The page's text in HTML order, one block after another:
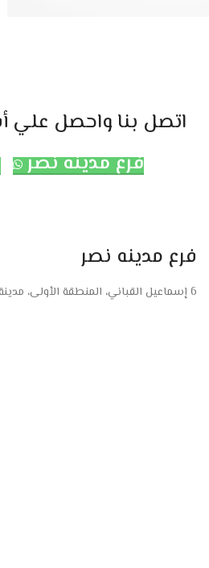
اتصل بنا واحصل
فرع مدينه نصر
فرع مدينه نصر
6 إسماعيل القباني، المنطقة الأولى، مدينة نصر